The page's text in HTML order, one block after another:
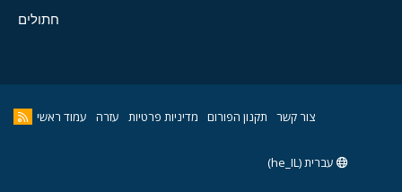
חתולים
צור קשר תקנון הפורום מדיניות פרטיות עזרה עמוד ראשי
עברית (he_IL)